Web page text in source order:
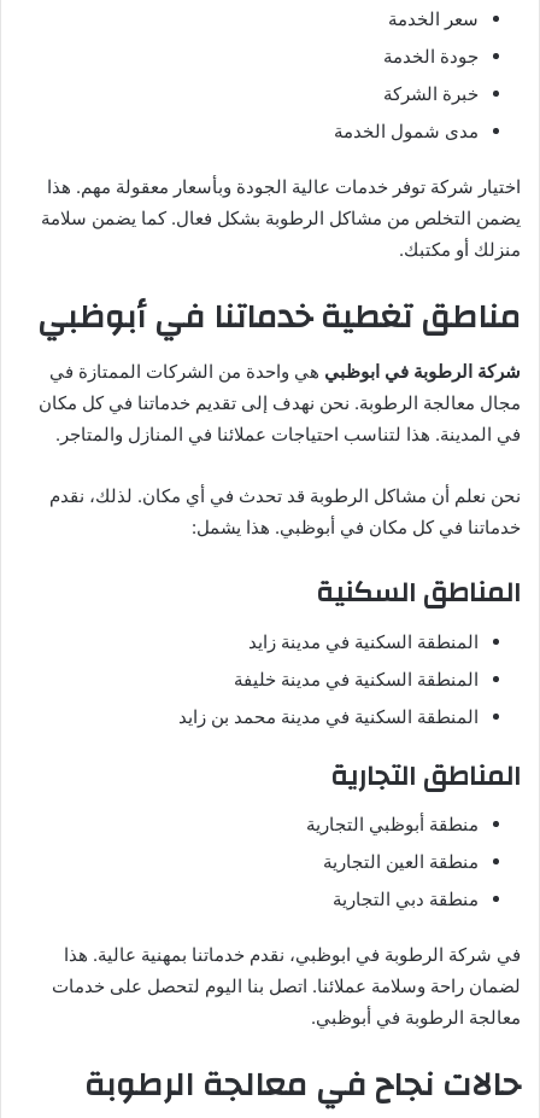
سعر الخدمة
جودة الخدمة
خبرة الشركة
مدى شمول الخدمة
اختيار شركة توفر خدمات عالية الجودة وبأسعار معقولة مهم. هذا
يضمن التخلص من مشاكل الرطوبة بشكل فعال. كما يضمن سلامة
منزلك أو مكتبك.
مناطق تغطية خدماتنا في أبوظبي
شركة الرطوبة في ابوظبي هي واحدة من الشركات الممتازة في
مجال معالجة الرطوبة. نحن نهدف إلى تقديم خدماتنا في كل مكان
في المدينة. هذا لتناسب احتياجات عملائنا في المنازل والمتاجر.
نحن نعلم أن مشاكل الرطوبة قد تحدث في أي مكان. لذلك، نقدم
خدماتنا في كل مكان في أبوظبي. هذا يشمل:
المناطق السكنية
المنطقة السكنية في مدينة زايد
المنطقة السكنية في مدينة خليفة
المنطقة السكنية في مدينة محمد بن زايد
المناطق التجارية
منطقة أبوظبي التجارية
منطقة العين التجارية
منطقة دبي التجارية
في شركة الرطوبة في ابوظبي، نقدم خدماتنا بمهنية عالية. هذا
لضمان راحة وسلامة عملائنا. اتصل بنا اليوم لتحصل على خدمات
معالجة الرطوبة في أبوظبي.
حالات نجاح في معالجة الرطوبة